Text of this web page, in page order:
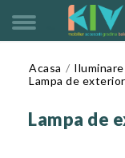
Acasa Iluminare
Lampa de
Lampa de